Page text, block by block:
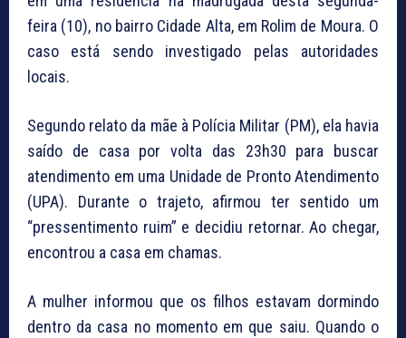
feira (10), no bairro Cidade Alta, em Rolim de Moura. O
caso está sendo investigado pelas autoridades
locais.
Segundo relato da mãe à Polícia Militar (PM), ela havia
saído de casa por volta das 23h30 para buscar
atendimento em uma Unidade de Pronto Atendimento
(UPA). Durante o trajeto, afirmou ter sentido um
“pressentimento ruim” e decidiu retornar. Ao chegar,
encontrou a casa em chamas.
A mulher informou que os filhos estavam dormindo
dentro da casa no momento em que saiu. Quando o